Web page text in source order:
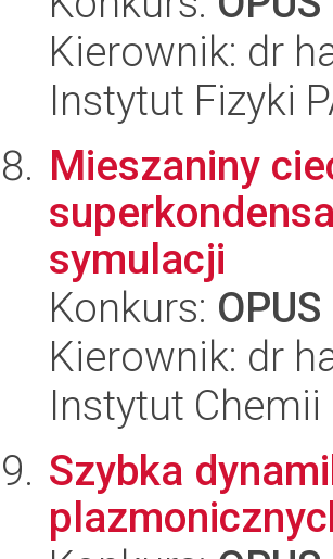
Kierownik: dr
Instytut Fizyki
Mieszaniny
symulacji
Konkurs:
Kierownik: dr
Instytut
Szybka